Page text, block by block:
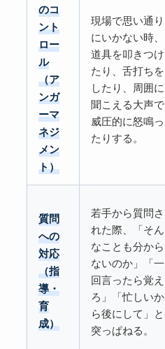
のコ
ント
ロー
ル
（ア
ンガ
ーマ
ネジ
メン
ト）
現場で思い通り
にいかない時、
道具を叩きつけ
たり、舌打ちを
したり、周囲に
聞こえる大声で
威圧的に怒鳴っ
たりする。
質問
への
対応
（指
導・
育
成）
若手から質問さ
れた際、「そん
なことも分から
ないのか」「一
回言ったら覚え
ろ」「忙しいか
ら後にして」と
突っぱねる。